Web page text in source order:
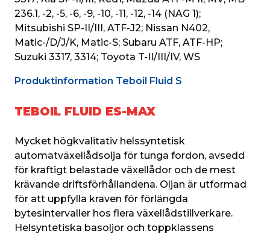
236.1, -2, -5, -6, -9, -10, -11, -12, -14 (NAG 1);
Mitsubishi SP-II/III, ATF-J2; Nissan N402,
Matic-/D/J/K, Matic-S; Subaru ATF, ATF-HP;
Suzuki 3317, 3314; Toyota T-II/III/IV, WS
Produktinformation Teboil Fluid S
TEBOIL FLUID ES-MAX
Mycket högkvalitativ helssyntetisk
automatväxellådsolja för tunga fordon, avsedd
för kraftigt belastade växellådor och de mest
krävande driftsförhållandena. Oljan är utformad
för att uppfylla kraven för förlängda
bytesintervaller hos flera växellådstillverkare.
Helsyntetiska basoljor och toppklassens